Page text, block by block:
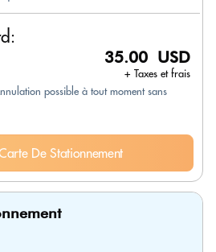
35.00 USD
+ Taxes et frais
possible à tout moment sans
De Stationnement